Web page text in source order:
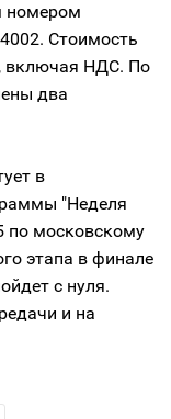
номером
Стоимость
включая НДС. По
два
в
"Неделя
по московскому
этапа в финале
с нуля.
и на